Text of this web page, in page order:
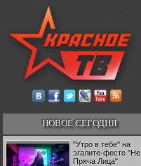
НОВОЕ СЕГОДНЯ
"Утро в тебе" на
эгалите-фесте "Не
Пряча Лица"